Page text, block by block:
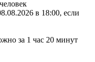
в 18:00, если
за 1 час 20 минут